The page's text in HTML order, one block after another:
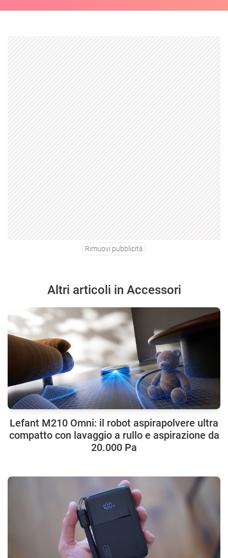
Rimuovi pubblicità
Altri articoli in Accessori
Lefant M210 Omni: il robot aspirapolvere ultra
compatto con lavaggio a rullo e aspirazione da
20.000 Pa